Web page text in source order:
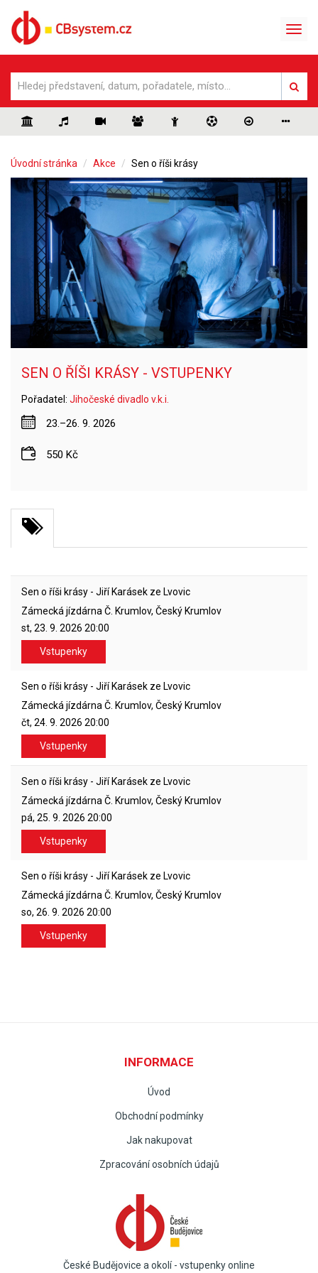
Úvodní stránka Akce Sen o říši krásy
SEN O ŘÍŠI KRÁSY - VSTUPENKY
Pořadatel: Jihočeské divadlo v.k.i.
23.–26. 9. 2026
550 Kč
Sen o říši krásy - Jiří Karásek ze Lvovic
Zámecká jízdárna Č. Krumlov, Český Krumlov
st, 23. 9. 2026 20:00
Vstupenky
Sen o říši krásy - Jiří Karásek ze Lvovic
Zámecká jízdárna Č. Krumlov, Český Krumlov
čt, 24. 9. 2026 20:00
Vstupenky
Sen o říši krásy - Jiří Karásek ze Lvovic
Zámecká jízdárna Č. Krumlov, Český Krumlov
pá, 25. 9. 2026 20:00
Vstupenky
Sen o říši krásy - Jiří Karásek ze Lvovic
Zámecká jízdárna Č. Krumlov, Český Krumlov
so, 26. 9. 2026 20:00
Vstupenky
INFORMACE
Úvod
Obchodní podmínky
Jak nakupovat
Zpracování osobních údajů
České Budějovice a okolí - vstupenky online